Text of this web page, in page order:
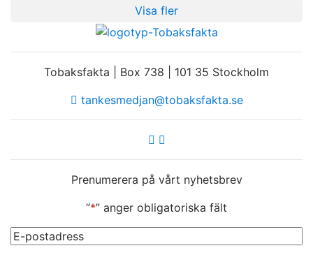
Visa fler
Tobaksfakta | Box 738 | 101 35 Stockholm
tankesmedjan@tobaksfakta.se
Prenumerera på vårt nyhetsbrev
”*” anger obligatoriska fält